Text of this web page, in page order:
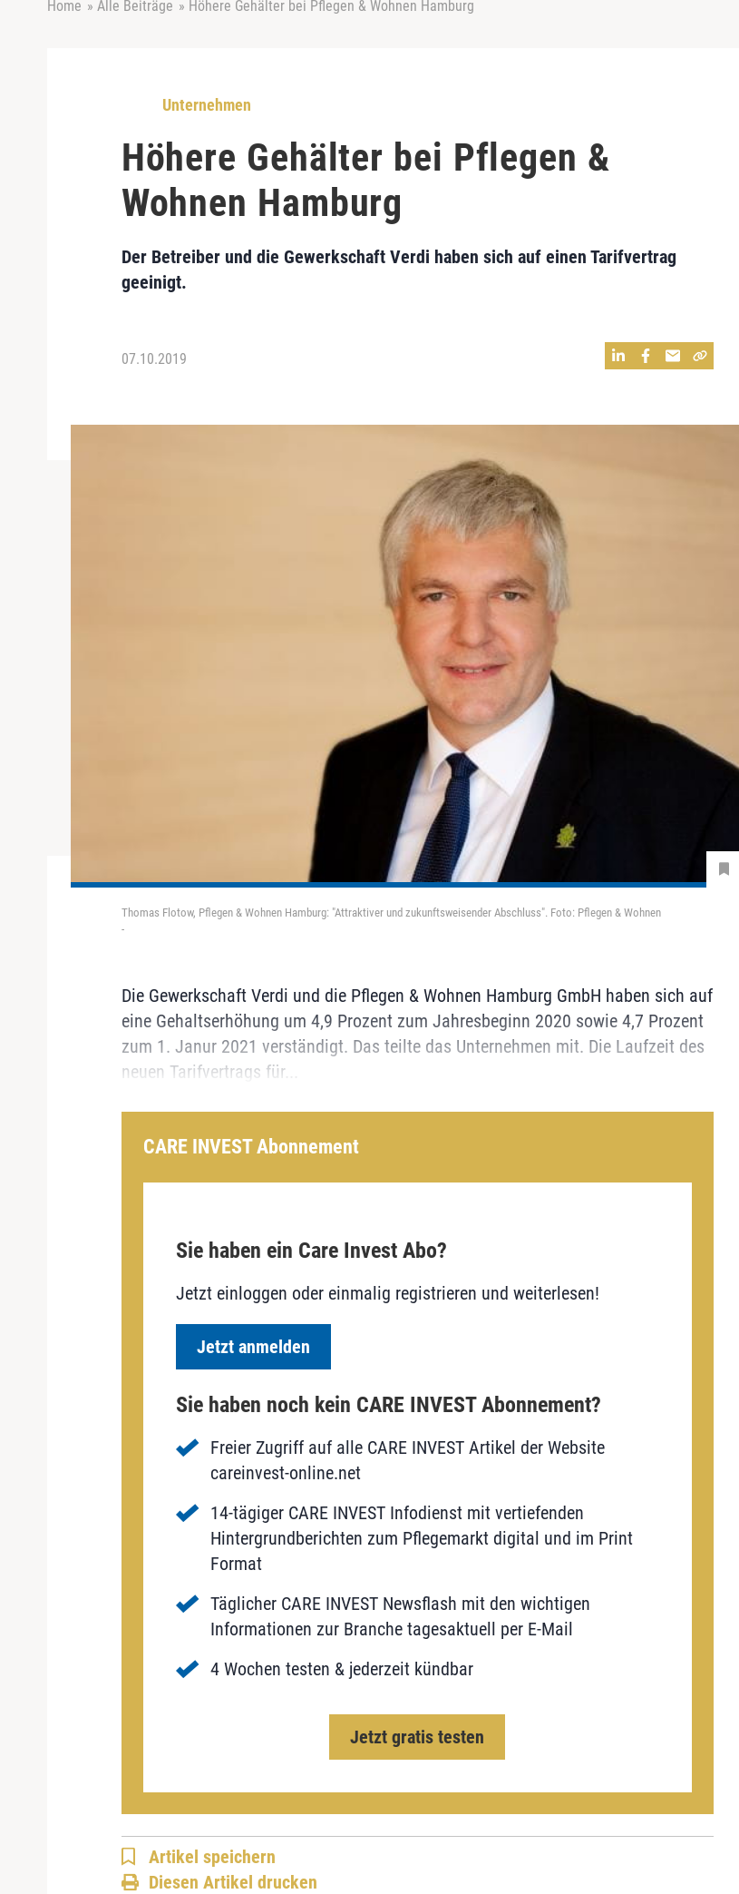
Home » Alle Beiträge » Höhere Gehälter bei Pflegen & Wohnen Hamburg
Unternehmen
Höhere Gehälter bei Pflegen &
Wohnen Hamburg
Der Betreiber und die Gewerkschaft Verdi haben sich auf einen Tarifvertrag
geeinigt.
07.10.2019
Thomas Flotow, Pflegen & Wohnen Hamburg: "Attraktiver und zukunftsweisender Abschluss". Foto: Pflegen & Wohnen
-
Die Gewerkschaft Verdi und die Pflegen & Wohnen Hamburg GmbH haben sich auf
eine Gehaltserhöhung um 4,9 Prozent zum Jahresbeginn 2020 sowie 4,7 Prozent
zum 1. Janur 2021 verständigt. Das teilte das Unternehmen mit. Die Laufzeit des
neuen Tarifvertrags für...
CARE INVEST Abonnement
Sie haben ein Care Invest Abo?
Jetzt einloggen oder einmalig registrieren und weiterlesen!
Jetzt anmelden
Sie haben noch kein CARE INVEST Abonnement?
Freier Zugriff auf alle CARE INVEST Artikel der Website
careinvest-online.net
14-tägiger CARE INVEST Infodienst mit vertiefenden
Hintergrundberichten zum Pflegemarkt digital und im Print
Format
Täglicher CARE INVEST Newsflash mit den wichtigen
Informationen zur Branche tagesaktuell per E-Mail
4 Wochen testen & jederzeit kündbar
Jetzt gratis testen
Artikel speichern
Diesen Artikel drucken